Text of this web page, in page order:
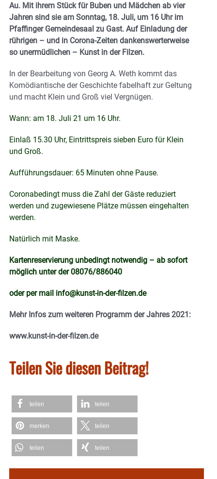
Au. Mit ihrem Stück für Buben und Mädchen ab vier
Jahren sind sie am Sonntag, 18. Juli, um 16 Uhr im
Pfaffinger Gemeindesaal zu Gast. Auf Einladung der
rührigen – und in Corona-Zeiten dankenswerterweise
so unermüdlichen – Kunst in der Filzen.
In der Bearbeitung von Georg A. Weth kommt das
Komödiantische der Geschichte fabelhaft zur Geltung
und macht Klein und Groß viel Vergnügen.
Wann: am 18. Juli 21 um 16 Uhr.
Einlaß 15.30 Uhr, Eintrittspreis sieben Euro für Klein
und Groß.
Aufführungsdauer: 65 Minuten ohne Pause.
Coronabedingt muss die Zahl der Gäste reduziert
werden und zugewiesene Plätze müssen eingehalten
werden.
Natürlich mit Maske.
Kartenreservierung unbedingt notwendig – ab sofort
möglich unter der 08076/886040
oder per mail info@kunst-in-der-filzen.de
Mehr Infos zum weiteren Programm der Jahres 2021:
www.kunst-in-der-filzen.de
Teilen Sie diesen Beitrag!
teilen teilen
merken teilen
teilen teilen